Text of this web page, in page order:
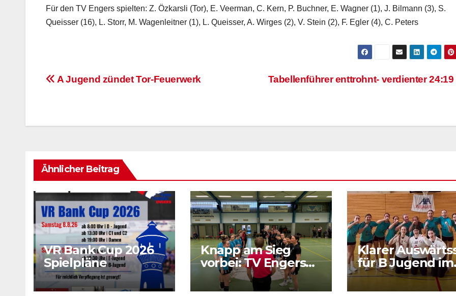
Für den TV Engers spielten: Z. Özkarsli (Tor), E. Veerman, C. Kern, P. Buchner, E. Wagner (1), J. Bilmann (3), S.
Queisser (16), L. Storr, M. Wagenleitner (1), L. Queisser, A. Wirges (2), V. Stein (2), F. Egler (4), C. Peters
Beitragsnavigation Tabellenführer enttrohnt- verdienter 24:19
A Jugend zündet Tor-Feuerwerk
Ähnlicher Beitrag
VR Bank Cup 2026
Spielpläne
Knapp am Sieg
vorbei: TV Engers
sichert sich
wichtigen Punkt
Klarer
für B Jugend im
RPS
in Luxenburg